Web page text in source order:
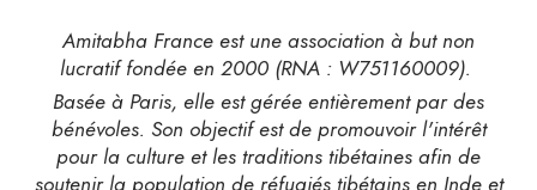
Amitabha France est une association à but non
lucratif fondée en 2000 (RNA : W751160009).
Basée à Paris, elle est gérée entièrement par des
bénévoles. Son objectif est de promouvoir l'intérêt
pour la culture et les traditions tibétaines afin de
soutenir la population de réfugiés tibétains en Inde et